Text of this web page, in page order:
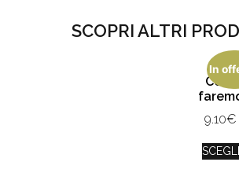
SCOPRI ALTRI
In
Ce la
9.10€
SCEGLI